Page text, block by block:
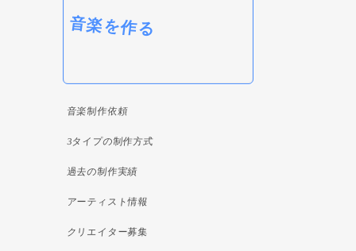
音楽を作る
音楽制作依頼
3タイプの制作方式
過去の制作実績
アーティスト情報
クリエイター募集